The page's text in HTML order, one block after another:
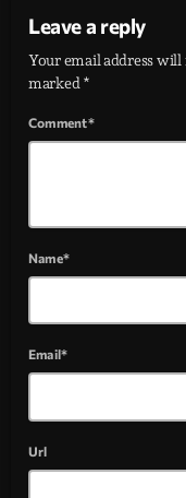
Leave a reply
Your email address will
marked *
Comment*
Name*
Email*
Url